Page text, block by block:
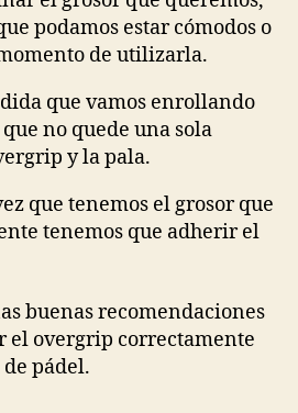
podamos estar cómodos o
de utilizarla.
que vamos enrollando
no quede una sola
y la pala.
que tenemos el grosor que
tenemos que adherir el
buenas recomendaciones
el overgrip correctamente
pádel.